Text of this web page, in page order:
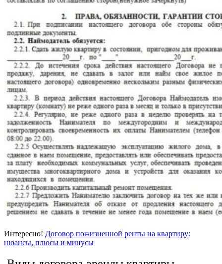
Интересно! Договор пожизненной ренты на квартиру:
нюансы, плюсы и минусы